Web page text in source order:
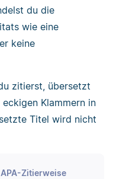
du die
wie eine
keine
zitierst, übersetzt
Klammern in
Titel wird nicht
Zitierweise